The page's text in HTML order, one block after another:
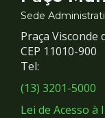
e
Redes
Sociais
Sede
Praça Visconde
CEP 11010-900
Tel:
(13) 3201-5000
Lei de Acesso à